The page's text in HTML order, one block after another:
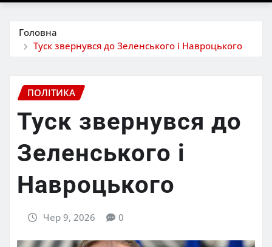
Головна
Туск звернувся до Зеленського і Навроцького
ПОЛІТИКА
Туск звернувся до
Зеленського і
Навроцького
Чер 9, 2026 0